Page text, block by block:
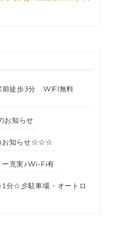
前徒歩3分 WIFI無料
お知らせ
お知らせ☆☆☆
充実♪Wi-Fi有
分☆彡駐車場・オートロ